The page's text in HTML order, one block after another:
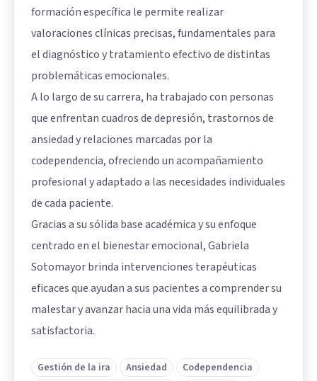
formación específica le permite realizar
valoraciones clínicas precisas, fundamentales para
el diagnóstico y tratamiento efectivo de distintas
problemáticas emocionales.
A lo largo de su carrera, ha trabajado con personas
que enfrentan cuadros de depresión, trastornos de
ansiedad y relaciones marcadas por la
codependencia, ofreciendo un acompañamiento
profesional y adaptado a las necesidades individuales
de cada paciente.
Gracias a su sólida base académica y su enfoque
centrado en el bienestar emocional, Gabriela
Sotomayor brinda intervenciones terapéuticas
eficaces que ayudan a sus pacientes a comprender su
malestar y avanzar hacia una vida más equilibrada y
satisfactoria.
Gestión de la ira Ansiedad
Codependencia